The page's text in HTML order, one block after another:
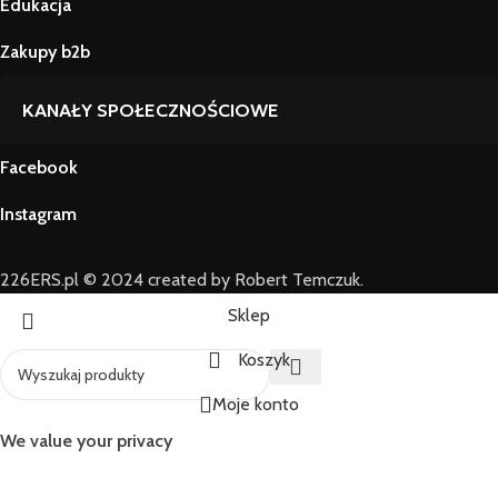
Edukacja
Zakupy b2b
KANAŁY SPOŁECZNOŚCIOWE
Facebook
Instagram
226ERS.pl © 2024 created by Robert Temczuk.
Sklep
Koszyk
Moje konto
We value your privacy